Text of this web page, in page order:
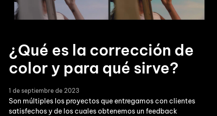
¿Qué es la corrección de
color y para qué sirve?
1 de septiembre de 2023
Son múltiples los proyectos que entregamos con clientes
satisfechos y de los cuales obtenemos un feedback